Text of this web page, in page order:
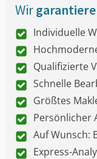
Wir
Individuelle
Qualifizierte
Schnelle
Größtes
Persönlicher
Auf Wunsch:
Express-